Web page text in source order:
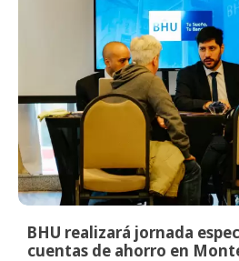
BHU realizará jornada
cuentas de ahorro en